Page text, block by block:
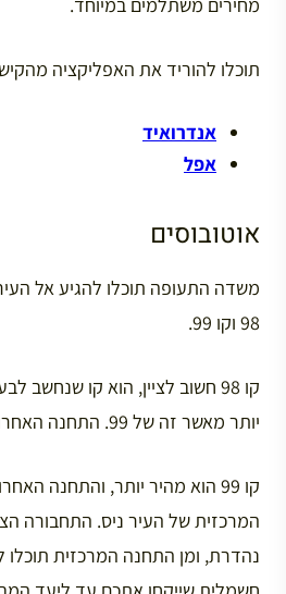
תוכלו להוריד את האפליקציה
אנדרואיד
אפל
אוטובוסים
משדה התעופה תוכלו להגיע אל
98 וקו 99.
קו 98 חשוב לציין, הוא קו
יותר מאשר זה של 99. התחנה האחרונה שלו היא הטיילת.
קו 99 הוא מהיר יותר, והתחנה
המרכזית של העיר ניס. התחבורה
נהדרת, ומן התחנה המרכזית תוכלו